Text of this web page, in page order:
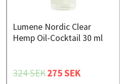
Lumene Nordic Clear
Hemp Oil-Cocktail 30 ml
324 SEK275 SEK